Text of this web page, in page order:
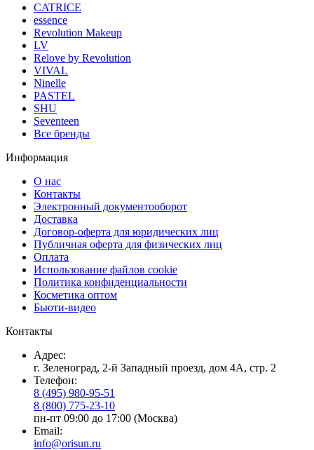
CATRICE
essence
Revolution Makeup
LV
Relove by Revolution
VIVAL
Ninelle
PASTEL
SHU
Seventeen
Все бренды
Информация
О нас
Контакты
Электронный документооборот
Доставка
Договор-оферта для юридических лиц
Публичная оферта для физических лиц
Оплата
Использование файлов cookie
Политика конфиденциальности
Косметика оптом
Бьюти-видео
Контакты
Адрес:
г. Зеленоград, 2-й Западный проезд, дом 4А, стр. 2
Телефон:
8 (495) 980-95-51
8 (800) 775-23-10
пн-пт 09:00 до 17:00 (Москва)
Email:
info@orisun.ru